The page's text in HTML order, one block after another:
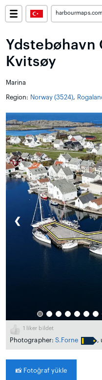
Ydstebøhavn
Kvitsøy
Marina
Region: Norway (3524),
❮
1 liker bildet
Photographer: S.Forne ,
📸 Fotoğraf yükle